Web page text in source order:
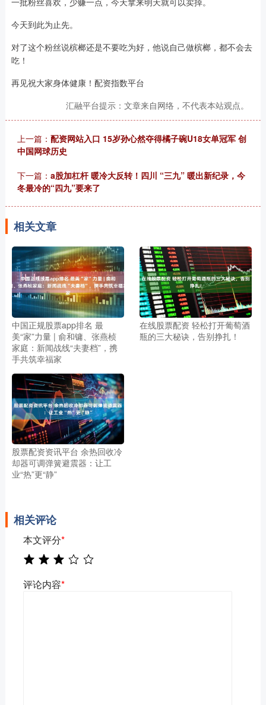
今天到此为止先。
对了这个粉丝说槟榔还是不要吃为好，他说自己做槟榔，都不会去
吃！
再见祝大家身体健康！配资指数平台
汇融平台提示：文章来自网络，不代表本站观点。
上一篇： 配资网站入口 15岁孙心然夺得橘子碗U18女单冠军 创
中国网球历史
下一篇： a股加杠杆 暖冷大反转！四川 “三九” 暖出新纪录，今
冬最冷的“四九”要来了
相关文章
中国正规股票app排名 最
美“家”力量 | 俞和镛、张燕桢
家庭：新闻战线“夫妻档”，携
手共筑幸福家
在线股票配资 轻松打开葡萄酒
瓶的三大秘诀，告别挣扎！
股票配资资讯平台 余热回收冷
却器可调弹簧避震器：让工
业“热”更“静”
相关评论
本文评分*
评论内容*